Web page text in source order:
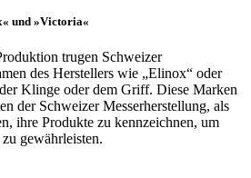
und »Victoria«
trugen Schweizer
des Herstellers wie „Elinox“ oder
Klinge oder dem Griff. Diese Marken
der Schweizer Messerherstellung, als
ihre Produkte zu kennzeichnen, um
gewährleisten.